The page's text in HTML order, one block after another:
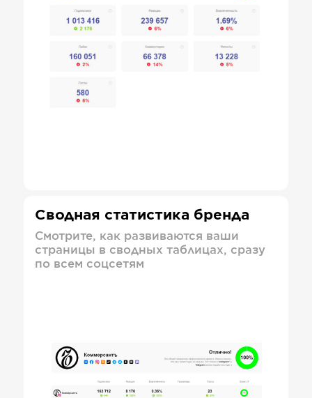
Сводная статистика бренда
Смотрите, как развиваются ваши
страницы в сводных таблицах, сразу
по всем соцсетям